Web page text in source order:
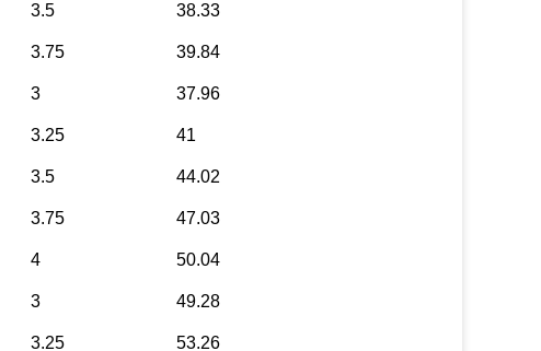
3.5 38.33
3.75 39.84
3 37.96
3.25 41
3.5 44.02
3.75 47.03
4 50.04
3 49.28
3.25 53.26